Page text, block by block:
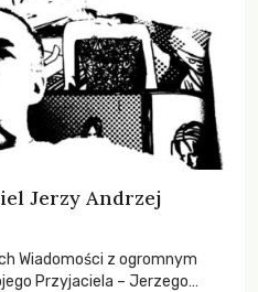
Jerzy Andrzej
Wiadomości z ogromnym
Przyjaciela – Jerzego